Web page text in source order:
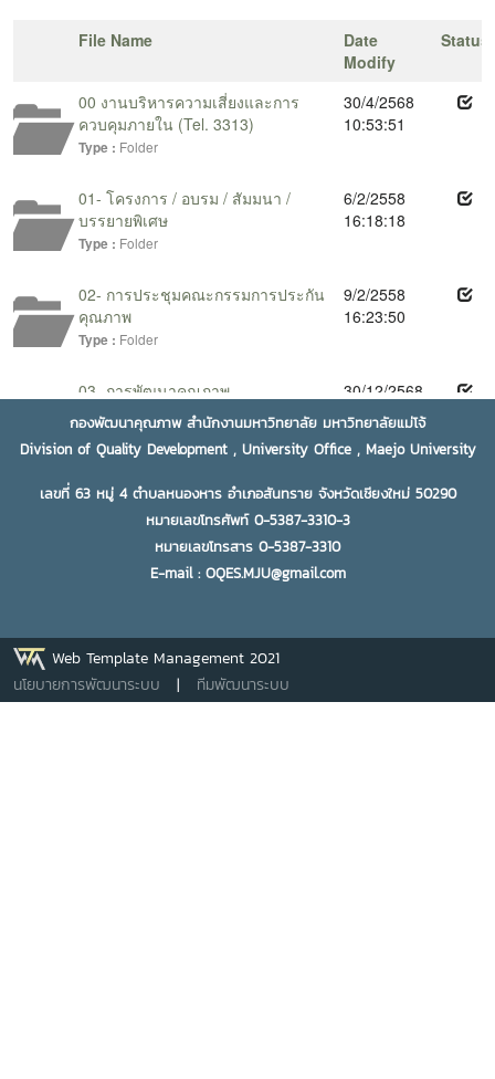
กองพัฒนาคุณภาพ สำนักงานมหาวิทยาลัย มหาวิทยาลัยแม่โจ้
Division of Quality Development , University Office , Maejo University
เลขที่ 63 หมู่ 4 ตำบลหนองหาร อำเภอสันทราย จังหวัดเชียงใหม่ 50290
หมายเลขโทรศัพท์ 0-5387-3310-3
หมายเลขโทรสาร 0-5387-3310
E-mail : OQES.MJU@gmail.com
Web Template Management 2021
นโยบายการพัฒนาระบบ | ทีมพัฒนาระบบ